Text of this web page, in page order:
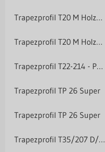
Trapezprofil T20 M Holzoptik
Trapezprofil T20 M Holzoptik
Trapezprofil T22-214 - Polyester 25 µm
Trapezprofil TP 26 Super
Trapezprofil TP 26 Super
Trapezprofil T35/207 D/W Polyester 25 µm